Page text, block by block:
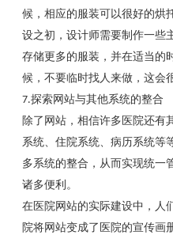
候，相应的服装可以很好的烘
设之初，设计师需要制作一些
存储更多的服装，并在适当的
候，不要临时找人来做，这会
7.探索网站与其他系统的整合
除了网站，相信许多医院还有
系统、住院系统、病历系统等
多系统的整合，从而实现统一
诸多便利。
在医院网站的实际建设中，人
院将网站变成了医院的宣传画